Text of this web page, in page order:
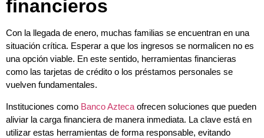
financieros
Con la llegada de enero, muchas familias se encuentran en una
situación crítica. Esperar a que los ingresos se normalicen no es
una opción viable. En este sentido, herramientas financieras
como las tarjetas de crédito o los préstamos personales se
vuelven fundamentales.
Instituciones como Banco Azteca ofrecen soluciones que pueden
aliviar la carga financiera de manera inmediata. La clave está en
utilizar estas herramientas de forma responsable, evitando